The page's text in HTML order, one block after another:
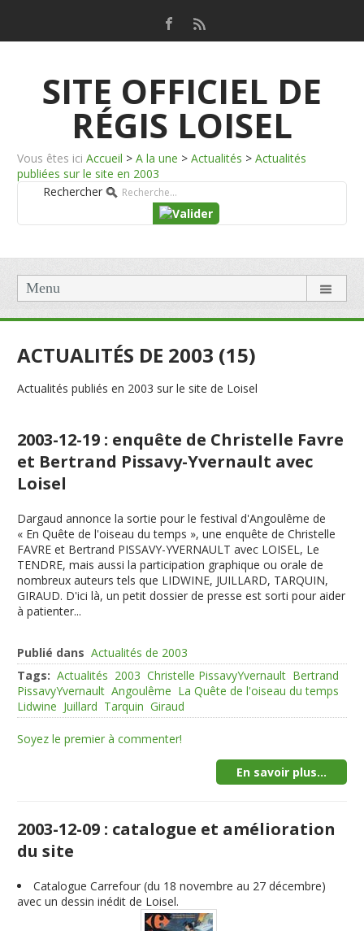
SITE OFFICIEL DE
RÉGIS LOISEL
Vous êtes ici Accueil > A la une > Actualités > Actualités
publiées sur le site en 2003
Rechercher
Menu
ACTUALITÉS DE 2003 (15)
Actualités publiés en 2003 sur le site de Loisel
2003-12-19 : enquête de Christelle Favre
et Bertrand Pissavy-Yvernault avec
Loisel
Dargaud annonce la sortie pour le festival d'Angoulême de
« En Quête de l'oiseau du temps », une enquête de Christelle
FAVRE et Bertrand PISSAVY-YVERNAULT avec LOISEL, Le
TENDRE, mais aussi la participation graphique ou orale de
nombreux auteurs tels que LIDWINE, JUILLARD, TARQUIN,
GIRAUD. D'ici là, un petit dossier de presse est sorti pour aider
à patienter...
Publié dans Actualités de 2003
Tags: Actualités 2003 Christelle PissavyYvernault Bertrand
PissavyYvernault Angoulême La Quête de l'oiseau du temps
Lidwine Juillard Tarquin Giraud
Soyez le premier à commenter!
En savoir plus...
2003-12-09 : catalogue et amélioration
du site
Catalogue Carrefour (du 18 novembre au 27 décembre)
avec un dessin inédit de Loisel.